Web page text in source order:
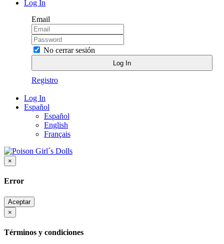
Log In
Email
No cerrar sesión
Registro
Log In
Español
Español
English
Français
×
Error
Aceptar
×
Términos y condiciones